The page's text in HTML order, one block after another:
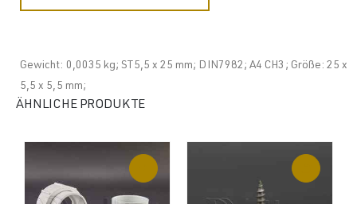
Gewicht: 0,0035 kg; ST5,5 x 25 mm; DIN7982; A4 CH3; Größe: 25 x
5,5 x 5,5 mm;
ÄHNLICHE PRODUKTE